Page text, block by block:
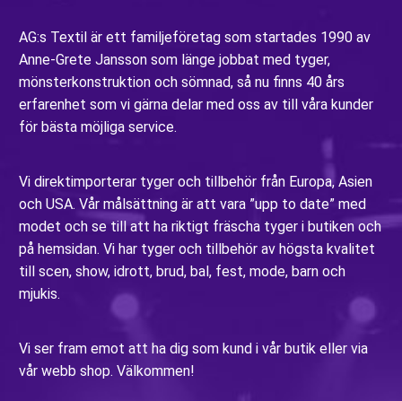
AG:s Textil är ett familjeföretag som startades 1990 av
Anne-Grete Jansson som länge jobbat med tyger,
mönsterkonstruktion och sömnad, så nu finns 40 års
erfarenhet som vi gärna delar med oss av till våra kunder
för bästa möjliga service.
Vi direktimporterar tyger och tillbehör från Europa, Asien
och USA. Vår målsättning är att vara ”upp to date” med
modet och se till att ha riktigt fräscha tyger i butiken och
på hemsidan. Vi har tyger och tillbehör av högsta kvalitet
till scen, show, idrott, brud, bal, fest, mode, barn och
mjukis.
Vi ser fram emot att ha dig som kund i vår butik eller via
vår webb shop. Välkommen!